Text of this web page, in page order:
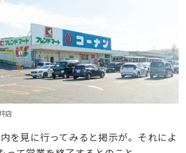
店
を見に行ってみると掲示が。それによ